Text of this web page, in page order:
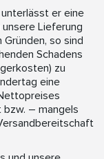
er eine
Lieferung
so sind
Schadens
zu
eine
– mangels